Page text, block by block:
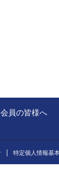
会員の皆様へ
特定個人情報基